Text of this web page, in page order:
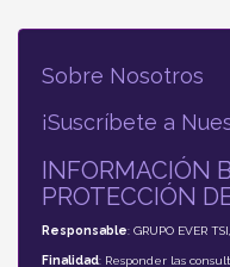
Sobre Nosotros
¡Suscríbete a
INFORMACIÓN
PROTECCIÓN
Responsable: GRUPO EVER
Finalidad: Responder las